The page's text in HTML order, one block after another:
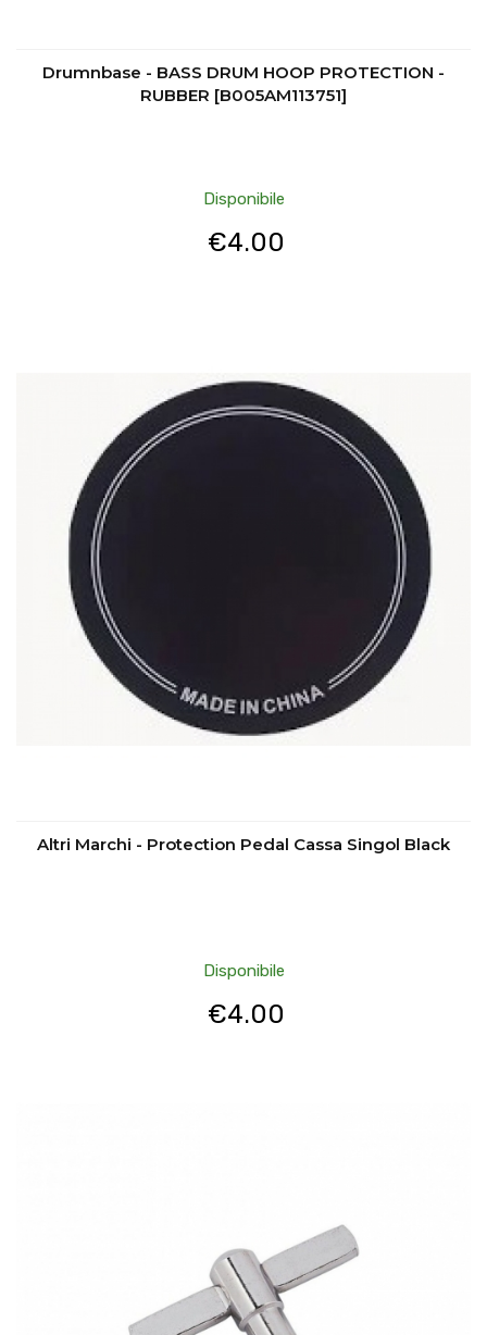
Drumnbase - BASS DRUM HOOP PROTECTION -
RUBBER [B005AM113751]
Disponibile
€4.00
Altri Marchi - Protection Pedal Cassa Singol Black
Disponibile
€4.00